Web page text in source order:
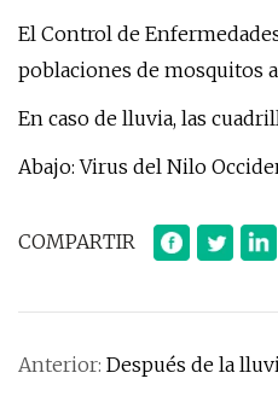
El Control de
poblaciones de mosquitos
En caso de lluvia, las
Abajo: Virus del Nilo
COMPARTIR
Anterior: Después de la